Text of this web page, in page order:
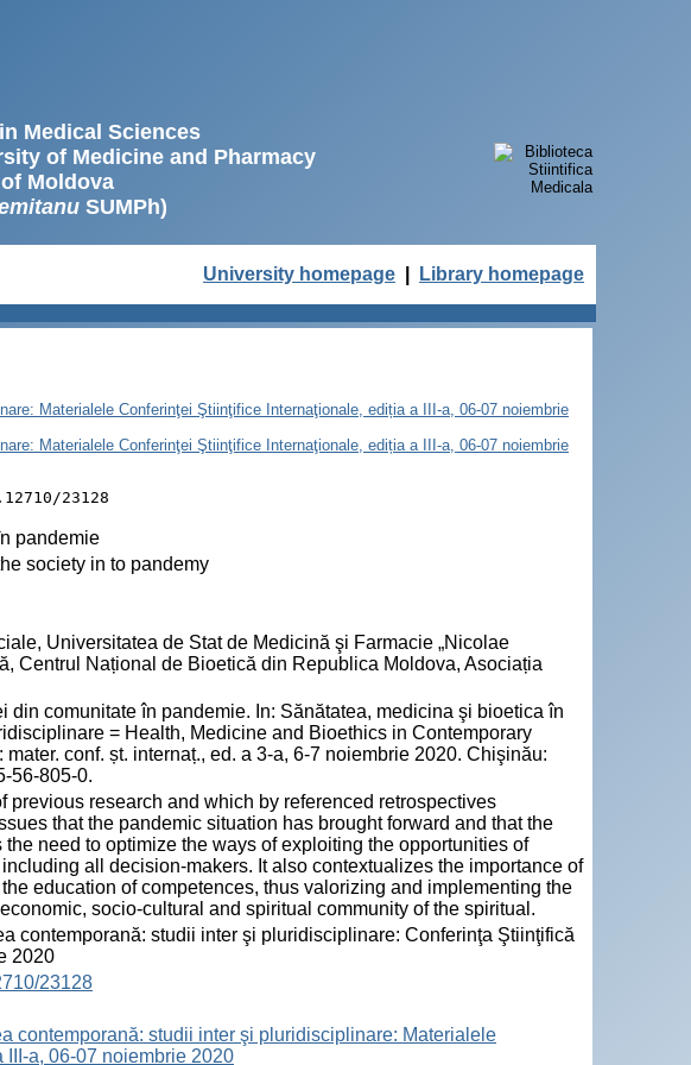
Medical Sciences
of Medicine and Pharmacy
Moldova
SUMPh)
University homepage Library homepage
Materialele Conferinţei Ştiinţifice Internaţionale, ediția a III-a, 06-07 noiembrie
Materialele Conferinţei Ştiinţifice Internaţionale, ediția a III-a, 06-07 noiembrie
23128
pandemie
society in to pandemy
Universitatea de Stat de Medicină şi Farmacie „Nicolae
Centrul Național de Bioetică din Republica Moldova, Asociația
din comunitate în pandemie. In: Sănătatea, medicina şi bioetica în
= Health, Medicine and Bioethics in Contemporary
conf. șt. internaț., ed. a 3-a, 6-7 noiembrie 2020. Chişinău:
56-805-0.
previous research and which by referenced retrospectives
that the pandemic situation has brought forward and that the
need to optimize the ways of exploiting the opportunities of
all decision-makers. It also contextualizes the importance of
education of competences, thus valorizing and implementing the
socio-cultural and spiritual community of the spiritual.
contemporană: studii inter şi pluridisciplinare: Conferinţa Ştiinţifică
2020
23128
contemporană: studii inter şi pluridisciplinare: Materialele
a, 06-07 noiembrie 2020